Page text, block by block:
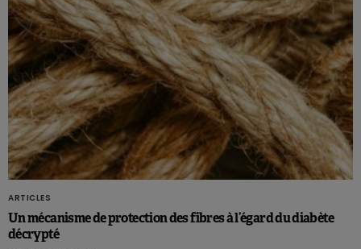
ARTICLES
Un mécanisme de protection des fibres à l’égard du diabète
décrypté